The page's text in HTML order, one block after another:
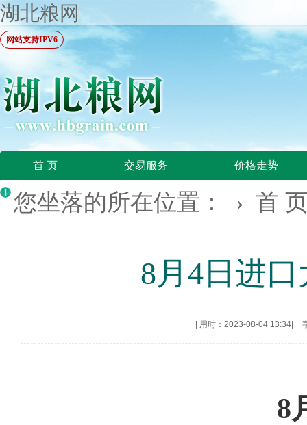
湖北粮网
网站支持IPV6
首 页 交易服务 价格走势
您坐落的所在位置： › 首
8月4日进
用时：2023-08-04 13:34
8